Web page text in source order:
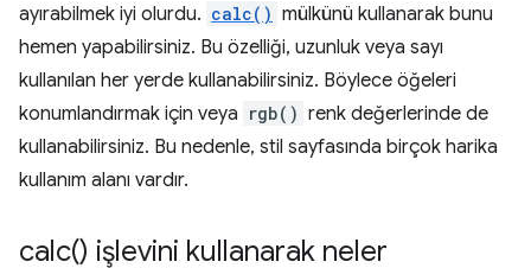
ayırabilmek iyi olurdu. calc() mülkünü kullanarak bunu
hemen yapabilirsiniz. Bu özelliği, uzunluk veya sayı
kullanılan her yerde kullanabilirsiniz. Böylece öğeleri
konumlandırmak için veya rgb() renk değerlerinde de
kullanabilirsiniz. Bu nedenle, stil sayfasında birçok harika
kullanım alanı vardır.
calc() işlevini kullanarak neler